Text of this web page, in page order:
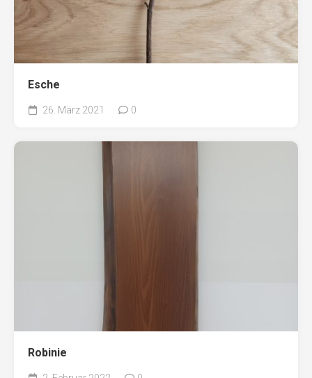
Esche
26. März 2021 0
Robinie